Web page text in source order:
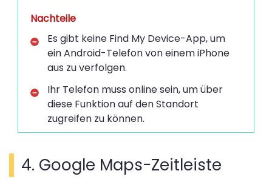
Nachteile
Es gibt keine Find My Device-App, um
ein Android-Telefon von einem iPhone
aus zu verfolgen.
Ihr Telefon muss online sein, um über
diese Funktion auf den Standort
zugreifen zu können.
4. Google Maps-Zeitleiste